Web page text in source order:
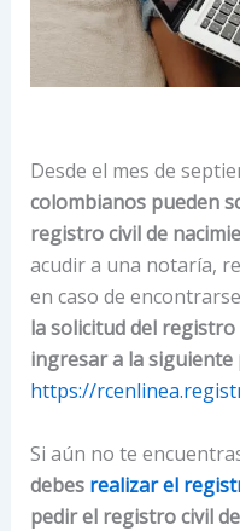
Desde el mes de
colombianos pueden
registro civil de
acudir a una notaría,
en caso de
la solicitud del
ingresar a la siguiente
https://
Si aún no te
debes realizar el
pedir el registro civil